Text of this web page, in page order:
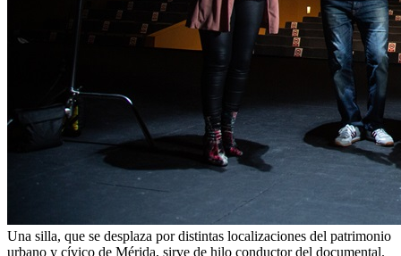
Una silla, que se desplaza por distintas localizaciones del patrimonio
urbano y cívico de Mérida, sirve de hilo conductor del documental.